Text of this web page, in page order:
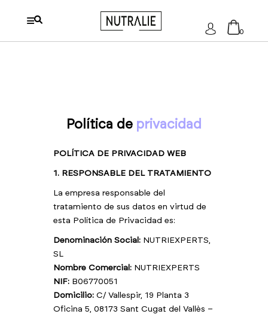
Acceder0
Política de privacidad
POLÍTICA DE PRIVACIDAD WEB
1. RESPONSABLE DEL TRATAMIENTO
La empresa responsable del
tratamiento de sus datos en virtud de
esta Política de Privacidad es:
Denominación Social: NUTRIEXPERTS,
SL
Nombre Comercial: NUTRIEXPERTS
NIF: B06770051
Domicilio: C/ Vallespir, 19 Planta 3
Oficina 5, 08173 Sant Cugat del Vallès –